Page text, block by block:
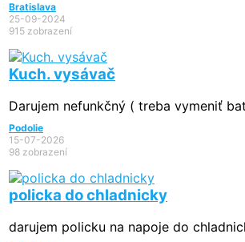
Bratislava
25-09-2024
915 zobrazení
Kuch. vysávač
Darujem nefunkčný ( treba vymeniť
Podolie
15-07-2026
98 zobrazení
policka do chladnicky
darujem policku na napoje do